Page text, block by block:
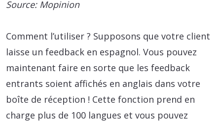
Source: Mopinion
Comment l’utiliser ? Supposons que votre client
laisse un feedback en espagnol. Vous pouvez
maintenant faire en sorte que les feedback
entrants soient affichés en anglais dans votre
boîte de réception ! Cette fonction prend en
charge plus de 100 langues et vous pouvez